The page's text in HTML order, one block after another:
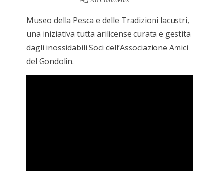
Museo della Pesca e delle Tradizioni lacustri,
una iniziativa tutta arilicense curata e gestita
dagli inossidabili Soci dell’Associazione Amici
del Gondolin.